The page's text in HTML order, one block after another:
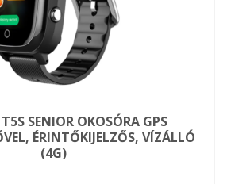
SENIOR OKOSÓRA GPS
ÉRINTŐKIJELZŐS, VÍZÁLLÓ
(4G)